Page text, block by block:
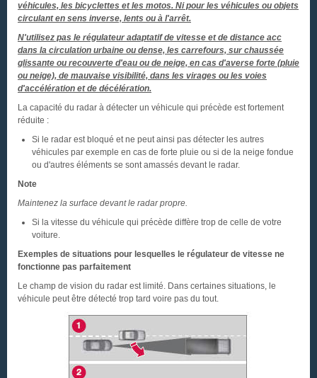
véhicules, les bicyclettes et les motos. Ni pour les véhicules ou objets
circulant en sens inverse, lents ou à l'arrêt.
N'utilisez pas le régulateur adaptatif de vitesse et de distance acc
dans la circulation urbaine ou dense, les carrefours, sur chaussée
glissante ou recouverte d'eau ou de neige, en cas d'averse forte (pluie
ou neige), de mauvaise visibilité, dans les virages ou les voies
d'accélération et de décélération.
La capacité du radar à détecter un véhicule qui précède est fortement
réduite :
Si le radar est bloqué et ne peut ainsi pas détecter les autres
véhicules par exemple en cas de forte pluie ou si de la neige fondue
ou d'autres éléments se sont amassés devant le radar.
Note
Maintenez la surface devant le radar propre.
Si la vitesse du véhicule qui précède diffère trop de celle de votre
voiture.
Exemples de situations pour lesquelles le régulateur de vitesse ne
fonctionne pas parfaitement
Le champ de vision du radar est limité. Dans certaines situations, le
véhicule peut être détecté trop tard voire pas du tout.